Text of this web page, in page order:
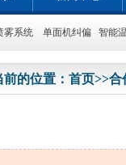
系统 单面机纠偏 智能温
前的位置： 首页>>合